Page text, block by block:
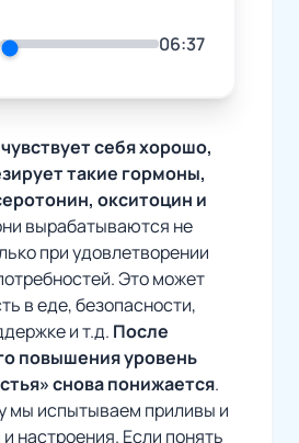
06:37
себя хорошо,
такие гормоны,
окситоцин и
вырабатываются не
при удовлетворении
Это может
в еде, безопасности,
и т.д. После
повышения уровень
снова понижается.
мы испытываем приливы и
настроения. Если понять